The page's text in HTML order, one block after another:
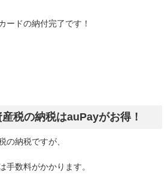
ードの納付完了です！
税の納税はauPayがお得！
の納税ですが、
手数料がかかります。